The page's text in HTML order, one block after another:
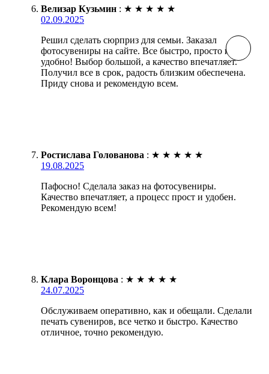
Велизар Кузьмин : ★ ★ ★ ★ ★
02.09.2025
Решил сделать сюрприз для семьи. Заказал
фотосувениры на сайте. Все быстро, просто и
удобно! Выбор большой, а качество впечатляет.
Получил все в срок, радость близким обеспечена.
Приду снова и рекомендую всем.
Ростислава Голованова : ★ ★ ★ ★ ★
19.08.2025
Пафосно! Сделала заказ на фотосувениры.
Качество впечатляет, а процесс прост и удобен.
Рекомендую всем!
Клара Воронцова : ★ ★ ★ ★ ★
24.07.2025
Обслуживаем оперативно, как и обещали. Сделали
печать сувениров, все четко и быстро. Качество
отличное, точно рекомендую.